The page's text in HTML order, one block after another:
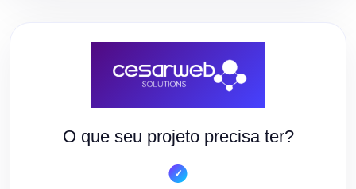
O que seu projeto precisa ter?